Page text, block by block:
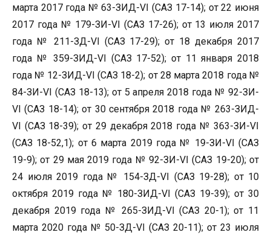
марта 2017 года № 63-ЗИД-VI (САЗ 17-14); от 22 июня
2017 года № 179-ЗИ-VI (САЗ 17-26); от 13 июля 2017
года № 211-ЗД-VI (САЗ 17-29); от 18 декабря 2017
года № 359-ЗИД-VI (САЗ 17-52); от 11 января 2018
года № 12-ЗИД-VI (САЗ 18-2); от 28 марта 2018 года №
84-ЗИ-VI (САЗ 18-13); от 5 апреля 2018 года № 92-ЗИ-
VI (САЗ 18-14); от 30 сентября 2018 года № 263-ЗИД-
VI (САЗ 18-39); от 29 декабря 2018 года № 363-ЗИ-VI
(САЗ 18-52,1); от 6 марта 2019 года № 19-ЗИ-VI (САЗ
19-9); от 29 мая 2019 года № 92-ЗИ-VI (САЗ 19-20); от
24 июля 2019 года № 154-ЗД-VI (САЗ 19-28); от 10
октября 2019 года № 180-ЗИД-VI (САЗ 19-39); от 30
декабря 2019 года № 265-ЗИД-VI (САЗ 20-1); от 11
марта 2020 года № 50-ЗД-VI (САЗ 20-11); от 23 июля